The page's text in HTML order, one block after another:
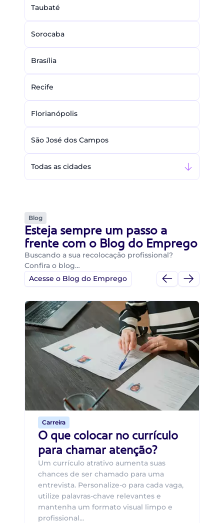
Taubaté
Sorocaba
Brasília
Recife
Florianópolis
São José dos Campos
Todas as cidades
Blog
Esteja sempre um passo a
frente com o Blog do Emprego
Buscando a sua recolocação profissional?
Confira o blog…
Acesse o Blog do Emprego
Carreira
O que colocar no currículo
para chamar atenção?
Um currículo atrativo aumenta suas
chances de ser chamado para uma
entrevista. Personalize-o para cada vaga,
utilize palavras-chave relevantes e
mantenha um formato visual limpo e
profissional...